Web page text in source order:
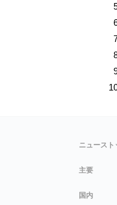
ニュースト
主要
国内